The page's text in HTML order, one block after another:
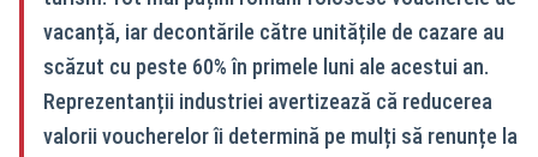
vacanță, iar decontările către unitățile de cazare au
scăzut cu peste 60% în primele luni ale acestui an.
Reprezentanții industriei avertizează că reducerea
valorii voucherelor îi determină pe mulți să renunțe la